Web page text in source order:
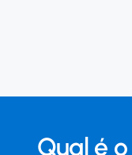
Qual é